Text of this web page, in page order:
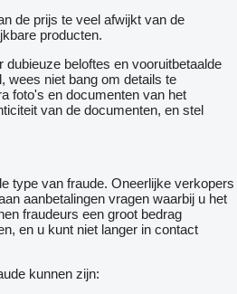
de prijs te veel afwijkt van de
producten.
beloftes en vooruitbetaalde
wees niet bang om details te
foto's en documenten van het
van de documenten, en stel
type van fraude. Oneerlijke verkopers
aanbetalingen vragen waarbij u het
fraudeurs een groot bedrag
en u kunt niet langer in contact
kunnen zijn: